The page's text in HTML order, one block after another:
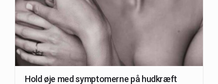
Hold øje med symptomerne på hudkræft